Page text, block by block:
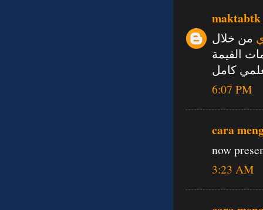
maktabtk
من خلال
القيمة
كامل
6:07 PM
cara
now
3:23 AM